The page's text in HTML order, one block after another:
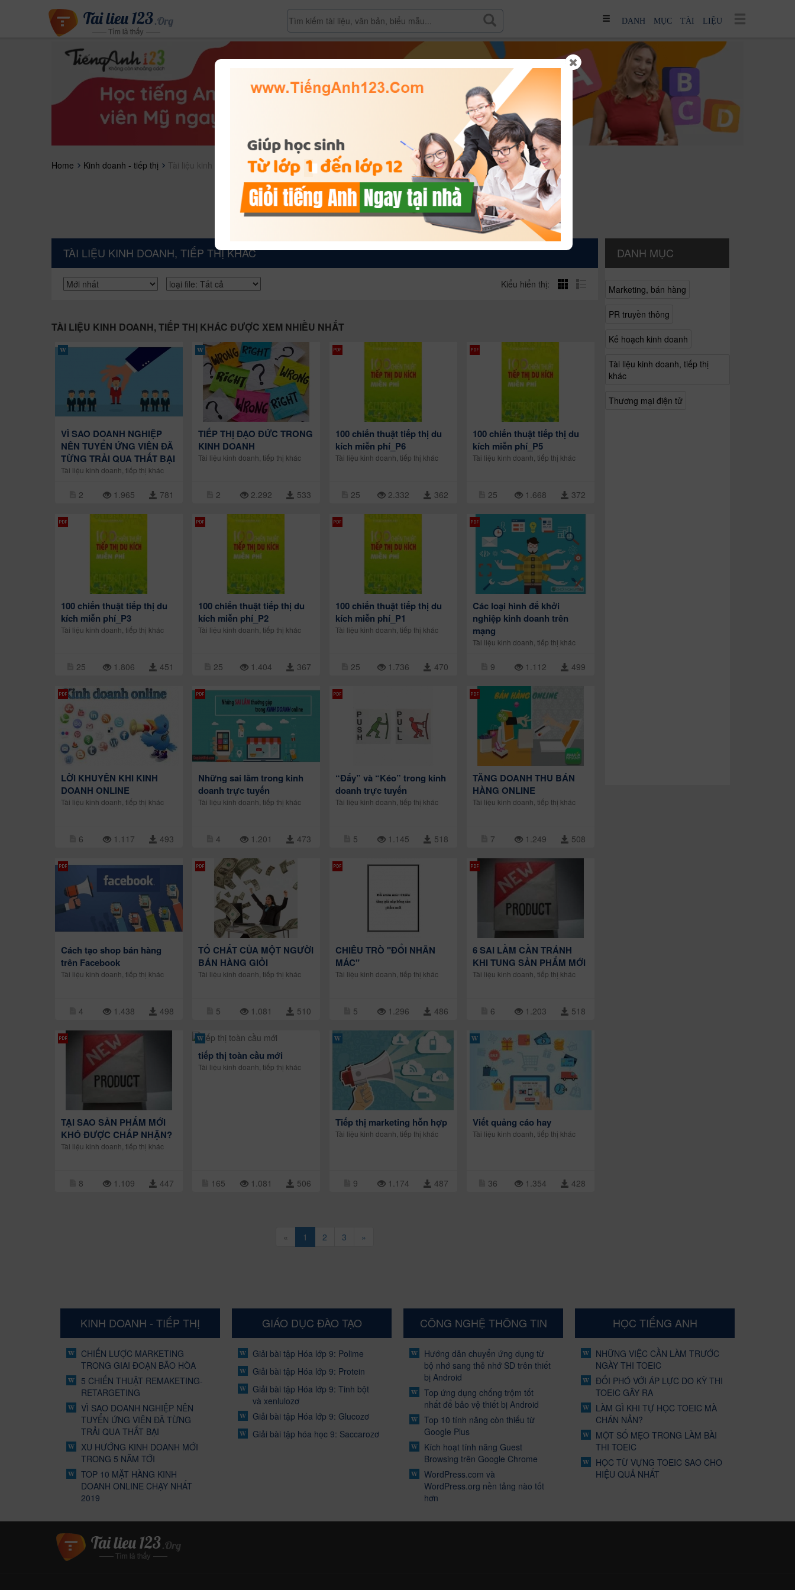
DANH MỤC TÀI LIỆU
Home Kinh doanh - tiếp thị Tài liệu kinh doanh, tiếp thị khác
TÀI LIỆU KINH DOANH, TIẾP THỊ KHÁC
Kiểu hiển thị:
TÀI LIỆU KINH DOANH, TIẾP THỊ KHÁC ĐƯỢC XEM NHIỀU NHẤT
VÌ SAO DOANH NGHIỆP
NÊN TUYỂN ỨNG VIÊN ĐÃ
TỪNG TRẢI QUA THẤT BẠI
Tài liệu kinh doanh, tiếp thị khác
2 1.965 781
TIẾP THỊ ĐẠO ĐỨC TRONG
KINH DOANH
Tài liệu kinh doanh, tiếp thị khác
2 2.292 533
100 chiến thuật tiếp thị du
kích miễn phí_P6
Tài liệu kinh doanh, tiếp thị khác
25 2.332 362
100 chiến thuật tiếp thị du
kích miễn phí_P5
Tài liệu kinh doanh, tiếp thị khác
25 1.668 372
100 chiến thuật tiếp thị du
kích miễn phí_P3
Tài liệu kinh doanh, tiếp thị khác
25 1.806 451
100 chiến thuật tiếp thị du
kích miễn phí_P2
Tài liệu kinh doanh, tiếp thị khác
25 1.404 367
100 chiến thuật tiếp thị du
kích miễn phí_P1
Tài liệu kinh doanh, tiếp thị khác
25 1.736 470
Các loại hình để khởi
nghiệp kinh doanh trên
mạng
Tài liệu kinh doanh, tiếp thị khác
9 1.112 499
LỜI KHUYÊN KHI KINH
DOANH ONLINE
Tài liệu kinh doanh, tiếp thị khác
6 1.117 493
Những sai lầm trong kinh
doanh trực tuyến
Tài liệu kinh doanh, tiếp thị khác
4 1.201 473
“Đẩy” và “Kéo” trong kinh
doanh trực tuyến
Tài liệu kinh doanh, tiếp thị khác
5 1.145 518
TĂNG DOANH THU BÁN
HÀNG ONLINE
Tài liệu kinh doanh, tiếp thị khác
7 1.249 508
Cách tạo shop bán hàng
trên Facebook
Tài liệu kinh doanh, tiếp thị khác
4 1.438 498
TỐ CHẤT CỦA MỘT NGƯỜI
BÁN HÀNG GIỎI
Tài liệu kinh doanh, tiếp thị khác
5 1.081 510
CHIÊU TRÒ "ĐỔI NHÃN
MÁC"
Tài liệu kinh doanh, tiếp thị khác
5 1.296 486
6 SAI LẦM CẦN TRÁNH
KHI TUNG SẢN PHẨM MỚI
Tài liệu kinh doanh, tiếp thị khác
6 1.203 518
TẠI SAO SẢN PHẤM MỚI
KHÓ ĐƯỢC CHẤP NHẬN?
Tài liệu kinh doanh, tiếp thị khác
8 1.109 447
tiếp thị toàn cầu mới
Tài liệu kinh doanh, tiếp thị khác
165 1.081 506
Tiếp thị marketing hỗn hợp
Tài liệu kinh doanh, tiếp thị khác
9 1.174 487
Viết quảng cáo hay
Tài liệu kinh doanh, tiếp thị khác
36 1.354 428
« 1 2 3 »
DANH MỤC
Marketing, bán hàng
PR truyền thông
Kế hoạch kinh doanh
Tài liệu kinh doanh, tiếp thị
khác
Thương mại điện tử
KINH DOANH - TIẾP THỊ
CHIẾN LƯỢC MARKETING
TRONG GIAI ĐOẠN BÃO HÒA
5 CHIẾN THUẬT REMAKETING-
RETARGETING
VÌ SAO DOANH NGHIỆP NÊN
TUYỂN ỨNG VIÊN ĐÃ TỪNG
TRẢI QUA THẤT BẠI
XU HƯỚNG KINH DOANH MỚI
TRONG 5 NĂM TỚI
TOP 10 MẶT HÀNG KINH
DOANH ONLINE CHẠY NHẤT
2019
GIÁO DỤC ĐÀO TẠO
Giải bài tập Hóa lớp 9: Polime
Giải bài tập Hóa lớp 9: Protein
Giải bài tập Hóa lớp 9: Tinh bột
và xenlulozơ
Giải bài tập Hóa lớp 9: Glucozơ
Giải bài tập hóa học 9: Saccarozơ
CÔNG NGHỆ THÔNG TIN
Hướng dẫn chuyển ứng dụng từ
bộ nhớ sang thẻ nhớ SD trên thiết
bị Android
Top ứng dụng chống trộm tốt
nhất để bảo vệ thiết bị Android
Top 10 tính năng còn thiếu từ
Google Plus
Kích hoạt tính năng Guest
Browsing trên Google Chrome
WordPress.com và
WordPress.org nền tảng nào tốt
hơn
HỌC TIẾNG ANH
NHỮNG VIỆC CẦN LÀM TRƯỚC
NGÀY THI TOEIC
ĐỐI PHÓ VỚI ÁP LỰC DO KỲ THI
TOEIC GÂY RA
LÀM GÌ KHI TỰ HỌC TOEIC MÀ
CHÁN NẢN?
MỘT SỐ MẸO TRONG LÀM BÀI
THI TOEIC
HỌC TỪ VỰNG TOEIC SAO CHO
HIỆU QUẢ NHẤT